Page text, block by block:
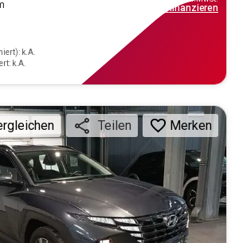
k.A.
k.A.
finanzieren
Teilen Merken